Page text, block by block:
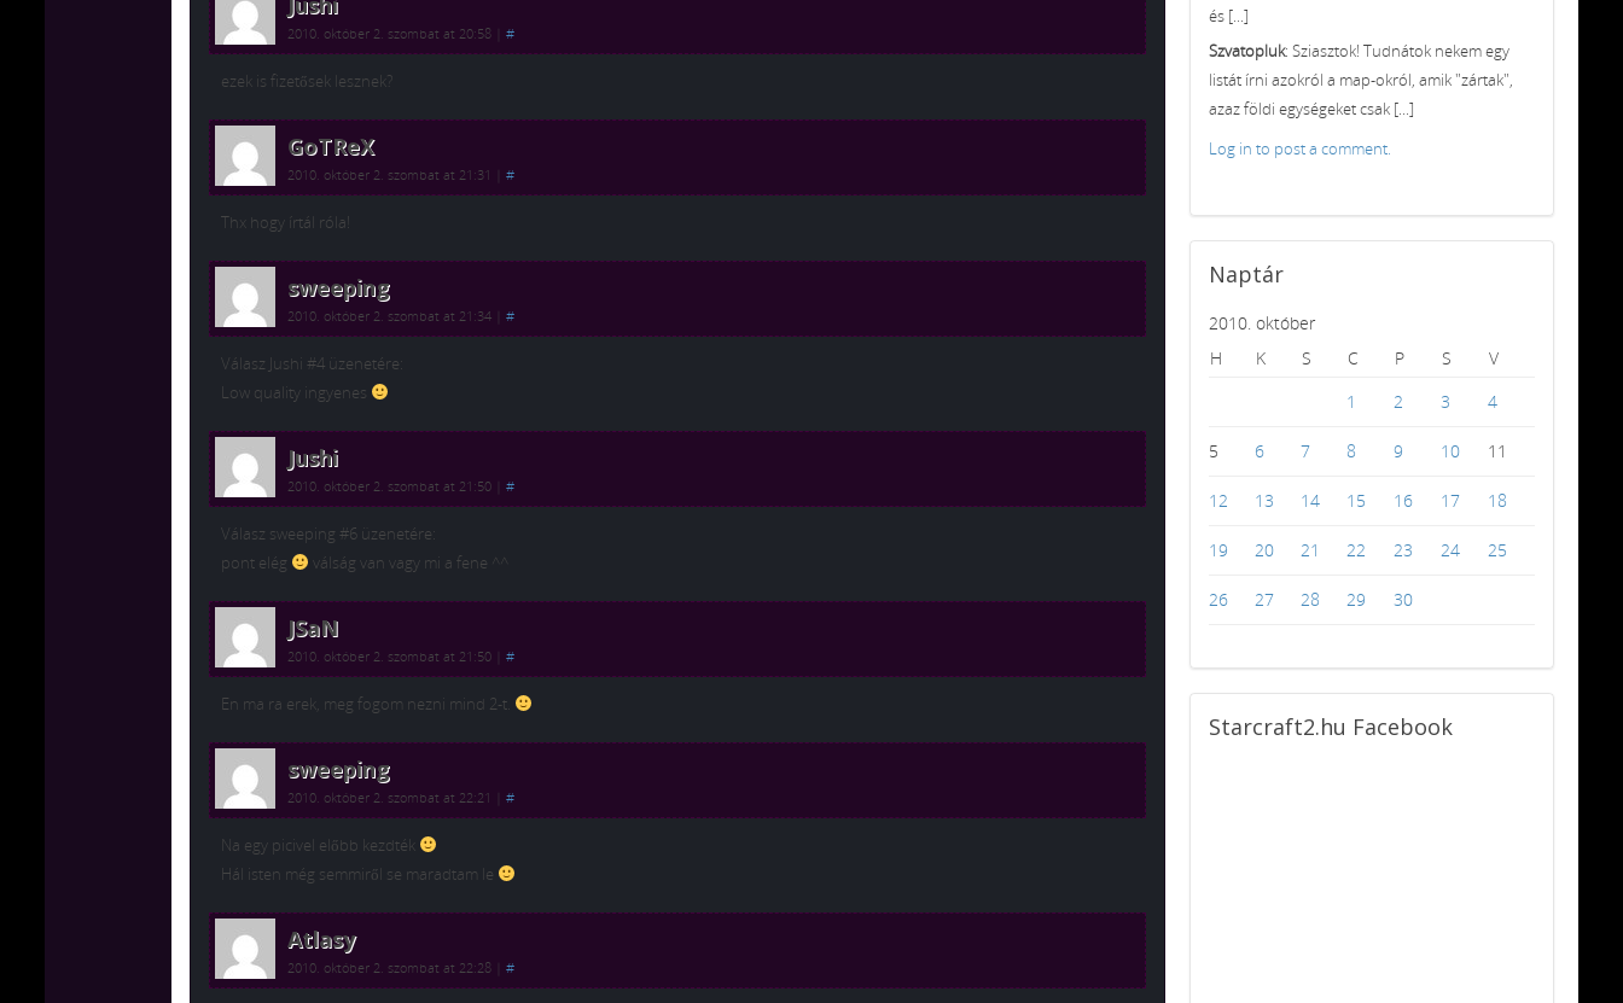
2010. október 2. szombat at 20:58 #
ezek is fizetősek lesznek?
GoTReX
2010. október 2. szombat at 21:31 #
Thx hogy írtál róla!
sweeping
2010. október 2. szombat at 21:34 #
Válasz Jushi #4 üzenetére:
Low quality ingyenes
Jushi
2010. október 2. szombat at 21:50 #
Válasz sweeping #6 üzenetére:
pont elég
válság van vagy mi a fene ^^
JSaN
2010. október 2. szombat at 21:50 #
En ma ra erek, meg fogom nezni mind 2-t.
sweeping
2010. október 2. szombat at 22:21 #
Na egy picivel előbb kezdték
Hál isten még semmiről se maradtam le
Atlasy
2010. október 2. szombat at 22:28 #
és [...]
Szvatopluk: Sziasztok! Tudnátok nekem egy
listát írni azokról a map-okról, amik "zártak",
azaz földi egységeket csak [...]
Log in to post a comment.
Naptár
2010. október
H
K S C P S
V
1
2 3 4
5 6 7 8 9 10 11
12 13 14 15 16 17 18
19 20 21 22 23 24 25
26 27 28 29 30
Starcraft2.hu Facebook